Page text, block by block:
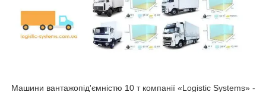
Машини вантажопід'ємністю 10 т компанії «Logistic Systems» -